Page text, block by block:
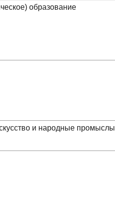
образование
и народные промыслы